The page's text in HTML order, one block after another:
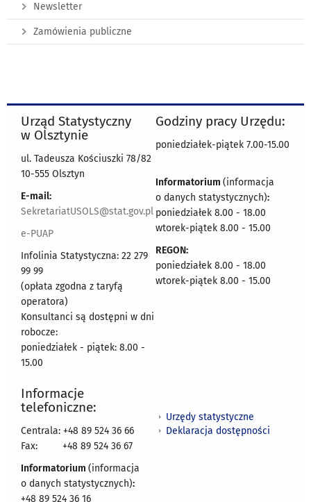
Newsletter
Zamówienia publiczne
Urząd Statystyczny
w Olsztynie
ul. Tadeusza Kościuszki 78/82
10-555 Olsztyn
E-mail:
SekretariatUSOLS@stat.gov.pl
e-PUAP
Infolinia Statystyczna: 22 279
99 99
(opłata zgodna z taryfą
operatora)
Konsultanci są dostępni w dni
robocze:
poniedziałek - piątek: 8.00 -
15.00
Godziny pracy Urzędu:
poniedziałek-piątek 7.00-15.00
Informatorium (informacja
o danych statystycznych):
poniedziałek 8.00 - 18.00
wtorek-piątek 8.00 - 15.00
REGON:
poniedziałek 8.00 - 18.00
wtorek-piątek 8.00 - 15.00
Informacje
telefoniczne:
Centrala: +48 89 524 36 66
Fax:
+48 89 524 36 67
Informatorium (informacja
o danych statystycznych):
+48 89 524 36 16
Urzędy statystyczne
Deklaracja dostępności